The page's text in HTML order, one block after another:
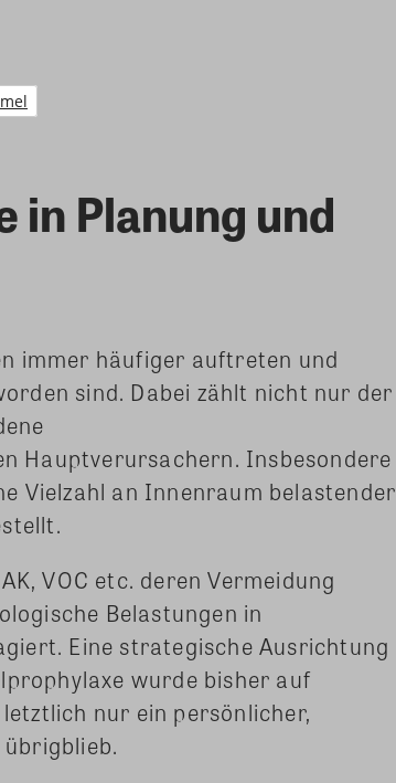
Planung und
immer häufiger auftreten und
sind. Dabei zählt nicht nur der
Hauptverursachern. Insbesondere
Vielzahl an Innenraum belastender
VOC etc. deren Vermeidung
Belastungen in
Eine strategische Ausrichtung
wurde bisher auf
nur ein persönlicher,